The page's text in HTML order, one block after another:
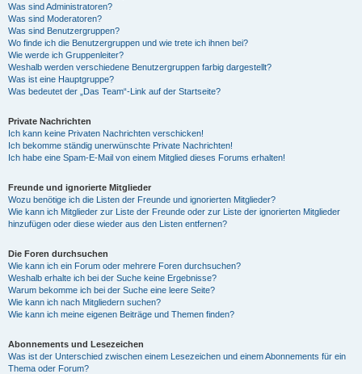
Was sind Administratoren?
Was sind Moderatoren?
Was sind Benutzergruppen?
Wo finde ich die Benutzergruppen und wie trete ich ihnen bei?
Wie werde ich Gruppenleiter?
Weshalb werden verschiedene Benutzergruppen farbig dargestellt?
Was ist eine Hauptgruppe?
Was bedeutet der „Das Team“-Link auf der Startseite?
Private Nachrichten
Ich kann keine Privaten Nachrichten verschicken!
Ich bekomme ständig unerwünschte Private Nachrichten!
Ich habe eine Spam-E-Mail von einem Mitglied dieses Forums erhalten!
Freunde und ignorierte Mitglieder
Wozu benötige ich die Listen der Freunde und ignorierten Mitglieder?
Wie kann ich Mitglieder zur Liste der Freunde oder zur Liste der ignorierten Mitglieder
hinzufügen oder diese wieder aus den Listen entfernen?
Die Foren durchsuchen
Wie kann ich ein Forum oder mehrere Foren durchsuchen?
Weshalb erhalte ich bei der Suche keine Ergebnisse?
Warum bekomme ich bei der Suche eine leere Seite?
Wie kann ich nach Mitgliedern suchen?
Wie kann ich meine eigenen Beiträge und Themen finden?
Abonnements und Lesezeichen
Was ist der Unterschied zwischen einem Lesezeichen und einem Abonnements für ein
Thema oder Forum?